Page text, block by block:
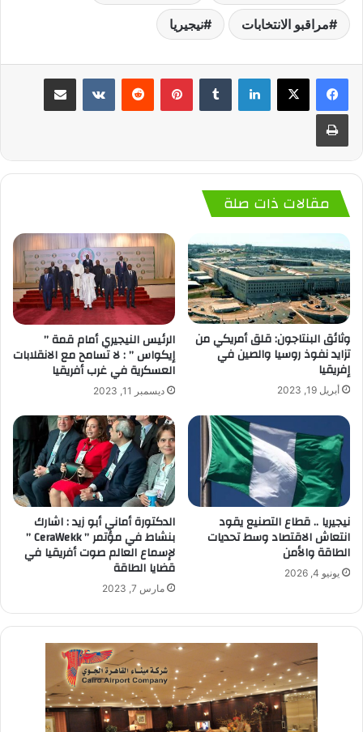
مراقبو الانتخابات نيجيريا
لينكدإن بينتيريست
مقالات ذات صلة
وثائق البنتاجون: قلق أمريكي من
تزايد نفوذ روسيا والصين في
إفريقيا
أبريل 19, 2023
الرئيس النيجيري أمام قمة ”
إيكواس ” : لا تسامح مع الانقلابات
العسكرية في غرب أفريقيا
ديسمبر 11, 2023
نيجيريا .. قطاع التصنيع يقود
انتعاش الاقتصاد وسط تحديات
الطاقة والأمن
يونيو 4, 2026
الدكتورة أماني أبو زيد : اشارك
بنشاط في مؤتمر ” CeraWekk ”
لإسماع العالم صوت أفريقيا في
قضايا الطاقة
مارس 7, 2023